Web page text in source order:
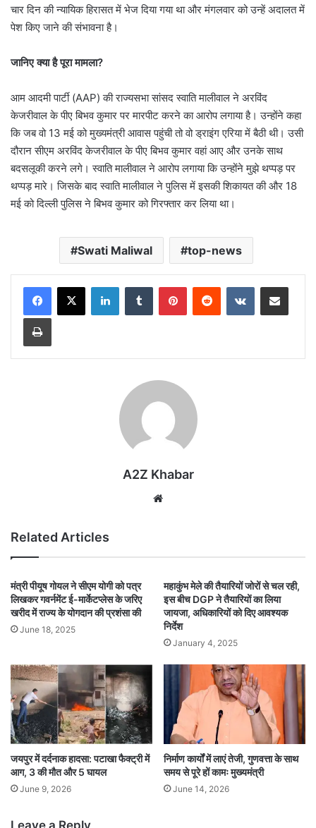
चार दिन की न्यायिक हिरासत में भेज दिया गया था और मंगलवार को उन्हें अदालत में
पेश किए जाने की संभावना है।
जानिए क्या है पूरा मामला?
आम आदमी पार्टी (AAP) की राज्यसभा सांसद स्वाति मालीवाल ने अरविंद
केजरीवाल के पीए बिभव कुमार पर मारपीट करने का आरोप लगाया है। उन्होंने कहा
कि जब वो 13 मई को मुख्यमंत्री आवास पहुंची तो वो ड्राइंग एरिया में बैठी थी। उसी
दौरान सीएम अरविंद केजरीवाल के पीए बिभव कुमार वहां आए और उनके साथ
बदसलूकी करने लगे। स्वाति मालीवाल ने आरोप लगाया कि उन्होंने मुझे थप्पड़ पर
थप्पड़ मारे। जिसके बाद स्वाति मालीवाल ने पुलिस में इसकी शिकायत की और 18
मई को दिल्ली पुलिस ने बिभव कुमार को गिरफ्तार कर लिया था।
Swati Maliwal top-news
LinkedInTumblr PinterestReddit VKontakteShare via Email
Print
A2Z Khabar
Related Articles
मंत्री पीयूष गोयल ने सीएम योगी को पत्र
लिखकर गवर्नमेंट ई-मार्केटप्लेस के जरिए
खरीद में राज्य के योगदान की प्रशंसा की
June 18, 2025
महाकुंभ मेले की तैयारियों जोरों से चल रही,
इस बीच DGP ने तैयारियों का लिया
जायजा, अधिकारियों को दिए आवश्यक
निर्देश
January 4, 2025
जयपुर में दर्दनाक हादसा: पटाखा फैक्ट्री में
आग, 3 की मौत और 5 घायल
June 9, 2026
निर्माण कार्यों में लाएं तेजी, गुणवत्ता के साथ
समय से पूरे हों कामः मुख्यमंत्री
June 14, 2026
Leave a Reply